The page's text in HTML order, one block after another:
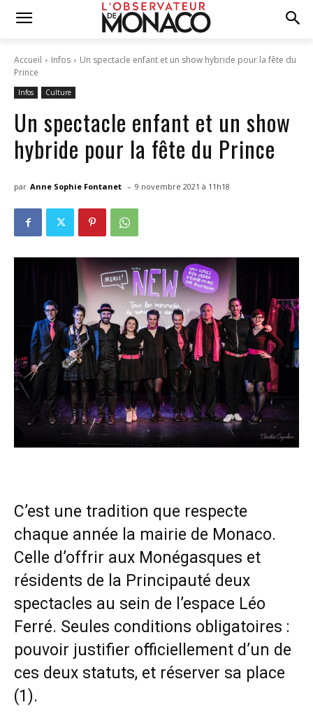
Accueil Infos
Un spectacle enfant et un show hybride pour la fête du
Prince
Infos Culture
Un spectacle enfant et un show
hybride pour la fête du Prince
par Anne Sophie Fontanet - 9 novembre 2021 à 11h18
C’est une tradition que respecte
chaque année la mairie de Monaco.
Celle d’offrir aux Monégasques et
résidents de la Principauté deux
spectacles au sein de l’espace Léo
Ferré. Seules conditions obligatoires :
pouvoir justifier officiellement d’un de
ces deux statuts, et réserver sa place
(1).